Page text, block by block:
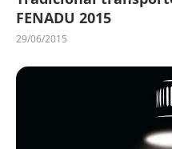
FENADU 2015
29/06/2015